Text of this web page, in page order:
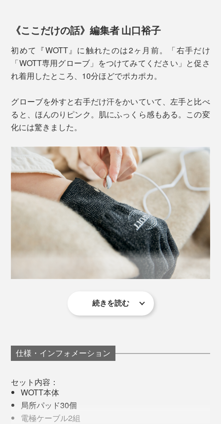
のデリバリーをスムーズに。
くみ・肌あれなどの改善が期待できるという原理。
温めやマッサージとはまったく異なる、革新的なアプロ
ーチです。
むくみが気にならなくなった
回復のスピードが上がった気がする
正直、よくわからない
※効果の感じ方には個人差があります。
スポーツ業界で評判が広がり、プロ野球選手の前田健太
選手、キックボクシングの武尊選手をはじめ、多くのプ
ロアスリートが『WOTT』を導入。日々のコンディショ
ンを支えています。
12V 50kHzの微弱電波を、マットの周囲約24cmに放
出。布を透過するので、枕の下に敷いたり、マットの上
にタオルなどをかけてもOK。
使う時間や場所にも制限がありません。睡眠時だけでな
く、ワークチェアやソファ、足元やストレッチ時、飛行
機のシートにも。
《ここだけの話》編集者 山口裕子
初めて『WOTT』に触れたのは2ヶ月前。「右手だけ
「WOTT専用グローブ」をつけてみてください」と促さ
れ着用したところ、10分ほどでポカポカ。
グローブを外すと右手だけ汗をかいていて、左手と比べ
ると、ほんのりピンク。肌にふっくら感もある。この変
化には驚きました。
そして水。同じペットボトルの水２本用意し、１本はそ
30分後に飲み比べると、明らかに舌触りが違う。マット
の上に置いておいた方が、なめらかで丸みを感じる。
続きを読む
仕様・インフォメーション
セット内容：
WOTT本体
局所パッド30個
電極ケーブル2組